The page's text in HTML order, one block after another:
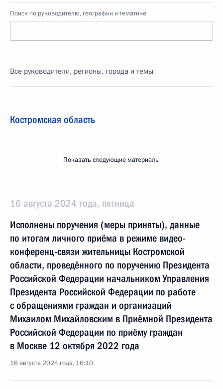
Поиск по руководителю, географии и тематике
Все руководители, регионы, города и темы
Костромская область
Показать следующие материалы
16 августа 2024 года, пятница
Исполнены поручения (меры приняты), данные
по итогам личного приёма в режиме видео-
конференц-связи жительницы Костромской
области, проведённого по поручению Президента
Российской Федерации начальником Управления
Президента Российской Федерации по работе
с обращениями граждан и организаций
Михаилом Михайловским в Приёмной Президента
Российской Федерации по приёму граждан
в Москве 12 октября 2022 года
16 августа 2024 года, 16:10